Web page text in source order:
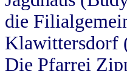
die
Klawittersdorf
Die Pfarrei